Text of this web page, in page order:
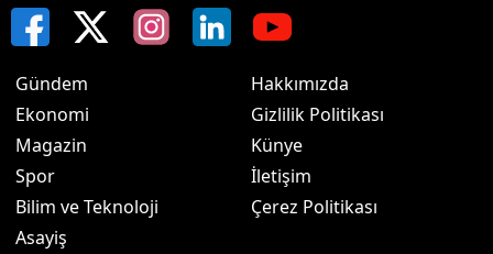
Gündem
Ekonomi
Magazin
Spor
Bilim ve Teknoloji
Asayiş
Hakkımızda
Gizlilik Politikası
Künye
İletişim
Çerez Politikası